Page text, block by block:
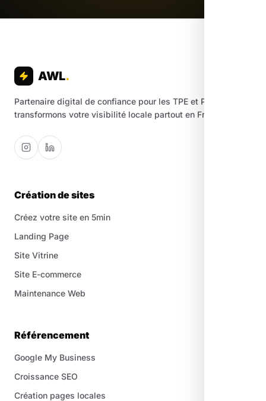
AWL.
Partenaire digital de confiance pour les TPE et PME. Nous
transformons votre visibilité locale partout en France.
Création de sites
Créez votre site en 5min
Landing Page
Site Vitrine
Site E-commerce
Maintenance Web
Référencement
Google My Business
Croissance SEO
Création pages locales